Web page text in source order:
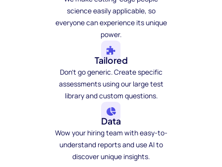
science easily applicable, so
everyone can experience its unique
power.
Tailored
Don't go generic. Create specific
assessments using our large test
library and custom questions.
Data
Wow your hiring team with easy-to-
understand reports and use AI to
discover unique insights.